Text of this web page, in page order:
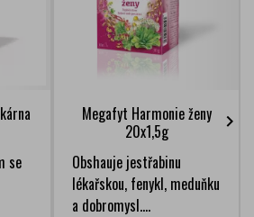
se
Megafyt Harmonie ženy
20x1,5g
Obshauje jestřabinu
lékařskou, fenykl, meduňku
a dobromysl....
